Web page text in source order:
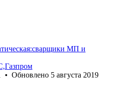
МП и
• Обновлено 5 августа 2019